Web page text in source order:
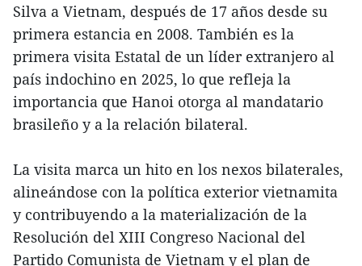
Silva a Vietnam, después de 17 años desde su
primera estancia en 2008. También es la
primera visita Estatal de un líder extranjero al
país indochino en 2025, lo que refleja la
importancia que Hanoi otorga al mandatario
brasileño y a la relación bilateral.
La visita marca un hito en los nexos bilaterales,
alineándose con la política exterior vietnamita
y contribuyendo a la materialización de la
Resolución del XIII Congreso Nacional del
Partido Comunista de Vietnam y el plan de